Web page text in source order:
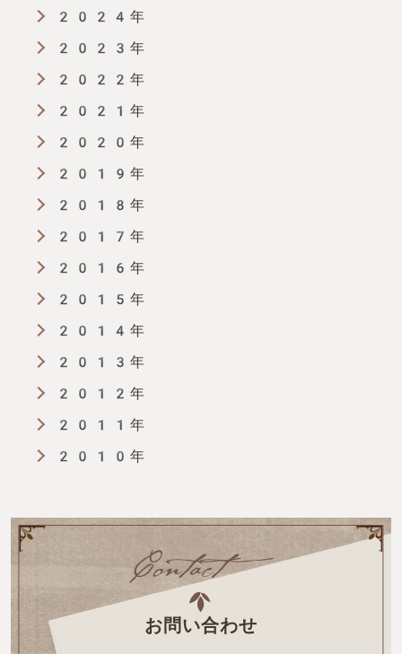
ン
ク
2024年
2023年
2022年
2021年
2020年
2019年
2018年
2017年
2016年
2015年
2014年
2013年
2012年
2011年
2010年
お問い合わせ